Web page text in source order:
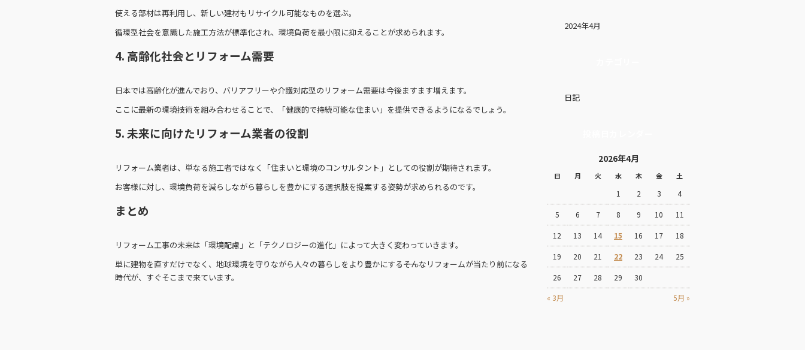
使える部材は再利用し、新しい建材もリサイクル可能なものを選ぶ。
循環型社会を意識した施工方法が標準化され、環境負荷を最小限に抑えることが求められます。
4. 高齢化社会とリフォーム需要
日本では高齢化が進んでおり、バリアフリーや介護対応型のリフォーム需要は今後ますます増えます。
ここに最新の環境技術を組み合わせることで、「健康的で持続可能な住まい」を提供できるようになるでしょう。
5. 未来に向けたリフォーム業者の役割
リフォーム業者は、単なる施工者ではなく「住まいと環境のコンサルタント」としての役割が期待されます。
お客様に対し、環境負荷を減らしながら暮らしを豊かにする選択肢を提案する姿勢が求められるのです。
まとめ
リフォーム工事の未来は「環境配慮」と「テクノロジーの進化」によって大きく変わっていきます。
単に建物を直すだけでなく、地球環境を守りながら人々の暮らしをより豊かにする――そんなリフォームが当たり前になる
時代が、すぐそこまで来ています。
2024年4月
日記
2026年4月
日 月 火 水 木 金 土
« 3月 5月 »
1 2 3 4
5 6 7 8 9 10 11
12 13 14 15 16 17 18
19 20 21 22 23 24 25
26 27 28 29 30